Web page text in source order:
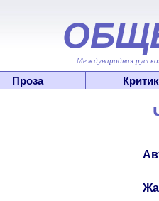
Международная
Проза